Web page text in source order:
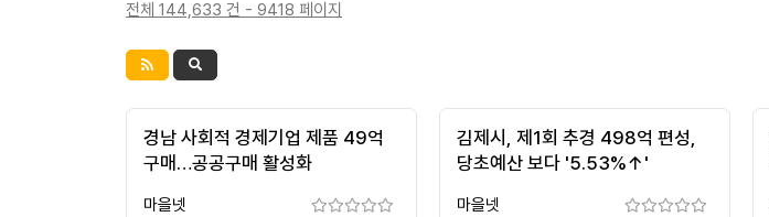
전체 144,633 건 - 9418 페이지
경남 사회적 경제기업 제품 49억
구매…공공구매 활성화
마을넷
김제시, 제1회 추경 498억 편성,
당초예산 보다 '5.53%↑'
마을넷